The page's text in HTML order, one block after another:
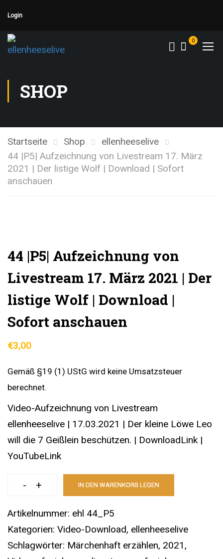
Login
0
SHOP
Startseite Shop
ellenheeselive
44 |P5| Aufzeichnung von Livestream 17. März
2021 | Der listige Wolf | Download | Sofort
anschauen
44 |P5| Aufzeichnung von
Livestream 17. März 2021 | Der
listige Wolf | Download |
Sofort anschauen
€3,00
Gemäß §19 (1) UStG wird keine Umsatzsteuer
berechnet.
Video-Aufzeichnung von Livestream
ellenheeselive | 17.03.2021 | Der kleine Löwe Leo
will die 7 Geißlein beschützen. | DownloadLink |
YouTubeLink
-
44
|P5|
Aufzeichnung
von
Livestream
+ IN DEN WARENKORB LEGEN
Artikelnummer: ehl 44_P5
Kategorien: Video-Download, ellenheeselive
Schlagwörter: Märchenhaft erzählen, 2021 ,